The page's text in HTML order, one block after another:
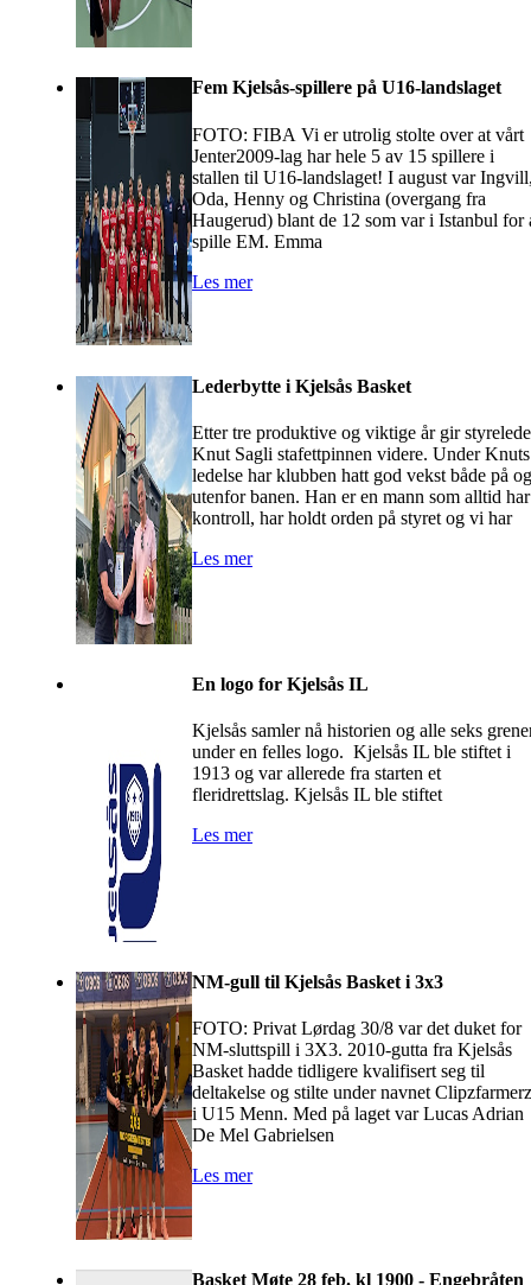
Fem Kjelsås-spillere på U16-landslaget
FOTO: FIBA Vi er utrolig stolte over at vårt
Jenter2009-lag har hele 5 av 15 spillere i
stallen til U16-landslaget! I august var
Oda, Henny og Christina (overgang fra
Haugerud) blant de 12 som var i Istanbul for
spille EM. Emma
Les mer
Lederbytte i Kjelsås Basket
Etter tre produktive og viktige år gir
Knut Sagli stafettpinnen videre. Under Knuts
ledelse har klubben hatt god vekst både på og
utenfor banen. Han er en mann som alltid har
kontroll, har holdt orden på styret og vi har
Les mer
En logo for Kjelsås IL
Kjelsås samler nå historien og alle seks
under en felles logo. Kjelsås IL ble stiftet i
1913 og var allerede fra starten et
fleridrettslag. Kjelsås IL ble stiftet
Les mer
NM-gull til Kjelsås Basket i 3x3
FOTO: Privat Lørdag 30/8 var det duket for
NM-sluttspill i 3X3. 2010-gutta fra Kjelsås
Basket hadde tidligere kvalifisert seg til
deltakelse og stilte under navnet Clipzfarmerz
i U15 Menn. Med på laget var Lucas Adrian
De Mel Gabrielsen
Les mer
Basket Møte 28 feb. kl 1900 - Engebråten